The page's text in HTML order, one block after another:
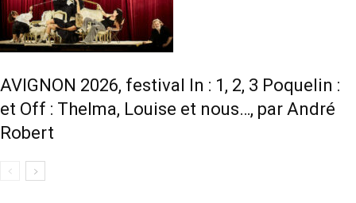
AVIGNON 2026, festival In : 1, 2, 3 Poquelin :
et Off : Thelma, Louise et nous…, par André
Robert